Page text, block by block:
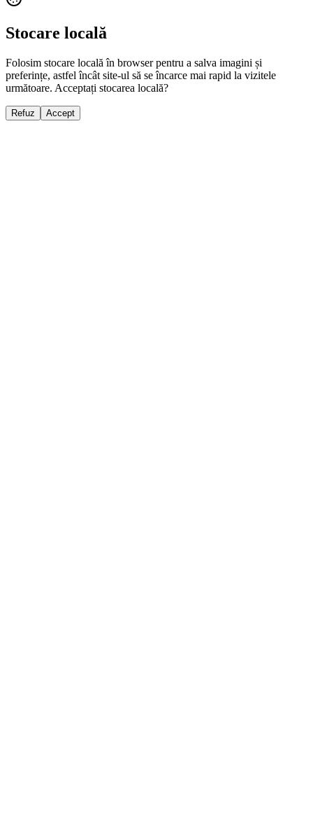
Stocare locală
Folosim stocare locală în browser pentru a salva imagini și
preferințe, astfel încât site-ul să se încarce mai rapid la vizitele
următoare. Acceptați stocarea locală?
Refuz Accept